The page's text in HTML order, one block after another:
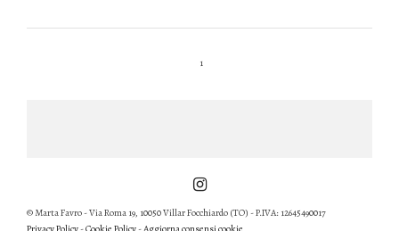
1
© Marta Favro - Via Roma 19, 10050 Villar Focchiardo (TO) - P.IVA: 12645490017